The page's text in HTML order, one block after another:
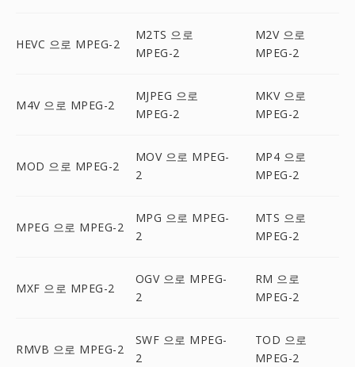
HEVC 으로 MPEG-2
M2TS 으로
MPEG-2
M2V 으로
MPEG-2
M4V 으로 MPEG-2
MJPEG 으로
MPEG-2
MKV 으로
MPEG-2
MOD 으로 MPEG-2
MOV 으로 MPEG-
2
MP4 으로
MPEG-2
MPEG 으로 MPEG-2
MPG 으로 MPEG-
2
MTS 으로
MPEG-2
MXF 으로 MPEG-2
OGV 으로 MPEG-
2
RM 으로
MPEG-2
RMVB 으로 MPEG-2
SWF 으로 MPEG-
2
TOD 으로
MPEG-2